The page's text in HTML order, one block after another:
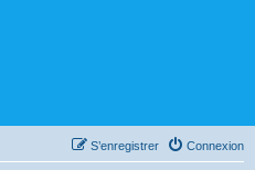
Connexion
S’enregistrer